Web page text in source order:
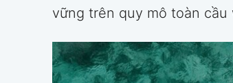
vững trên quy mô toàn